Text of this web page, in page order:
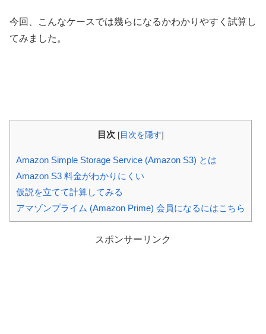
今回、こんなケースでは幾らになるかわかりやすく試算し
てみました。
目次 [ 目次を隠す]
Amazon Simple Storage Service (Amazon S3) とは
Amazon S3 料金がわかりにくい
仮説を立てて計算してみる
アマゾンプライム (Amazon Prime) 会員になるにはこちら
スポンサーリンク